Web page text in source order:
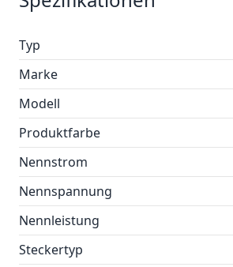
Typ
Marke
Modell
Produktfarbe
Nennstrom
Nennspannung
Nennleistung
Steckertyp